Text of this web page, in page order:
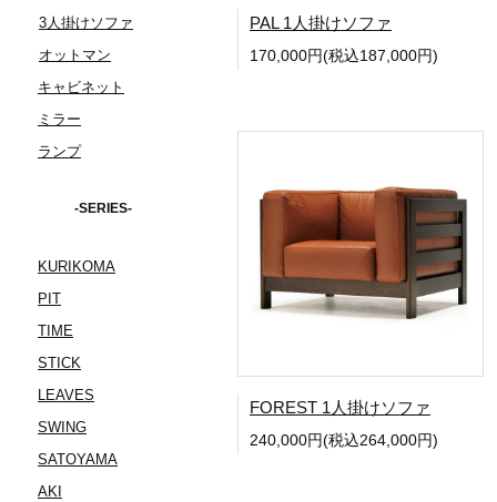
PAL 1人掛けソファ
170,000円(税込187,000円)
FOREST 1人掛けソファ
240,000円(税込264,000円)
3人掛けソファ
オットマン
キャビネット
ミラー
ランプ
-SERIES-
KURIKOMA
PIT
TIME
STICK
LEAVES
SWING
SATOYAMA
AKI